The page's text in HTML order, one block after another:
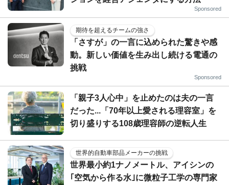
Sponsored
期待を超えるチームの強さ
「さすが」の一言に込められた驚きや感
動。新しい価値を生み出し続ける電通の
挑戦
Sponsored
「親子3人心中」を止めたのは夫の一言
だった...「70年以上愛される理容室」を
切り盛りする108歳理容師の逆転人生
世界的自動車部品メーカーの挑戦
世界最小約1ナノメートル、アイシンの
｢空気から作る水｣に微粒子工学の専門家